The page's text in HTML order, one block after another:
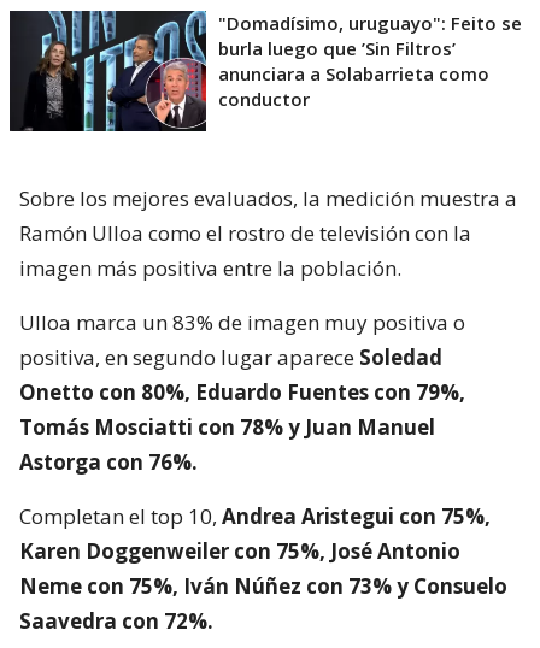
"Domadísimo, uruguayo": Feito se
burla luego que ’Sin Filtros’
anunciara a Solabarrieta como
conductor
Sobre los mejores evaluados, la medición muestra a
Ramón Ulloa como el rostro de televisión con la
imagen más positiva entre la población.
Ulloa marca un 83% de imagen muy positiva o
positiva, en segundo lugar aparece Soledad
Onetto con 80%, Eduardo Fuentes con 79%,
Tomás Mosciatti con 78% y Juan Manuel
Astorga con 76%.
Completan el top 10, Andrea Aristegui con 75%,
Karen Doggenweiler con 75%, José Antonio
Neme con 75%, Iván Núñez con 73% y Consuelo
Saavedra con 72%.